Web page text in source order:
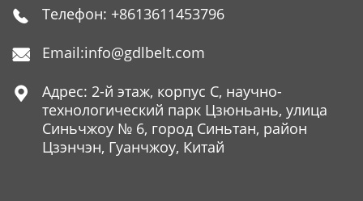
 Телефон: +8613611453796
 Email:info@gdlbelt.com

Адрес: 2-й этаж, корпус C, научно-
технологический парк Цзюньань, улица
Синьчжоу № 6, город Синьтан, район
Цзэнчэн, Гуанчжоу, Китай